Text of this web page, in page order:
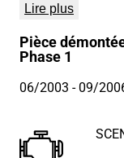
Lire plus
Pièce
Phase 1
06/2003 - 09/